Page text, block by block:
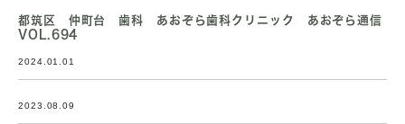
都筑区 仲町台 歯科 あおぞら歯科クリニック あおぞら通信
VOL.694
2024.01.01
2023.08.09